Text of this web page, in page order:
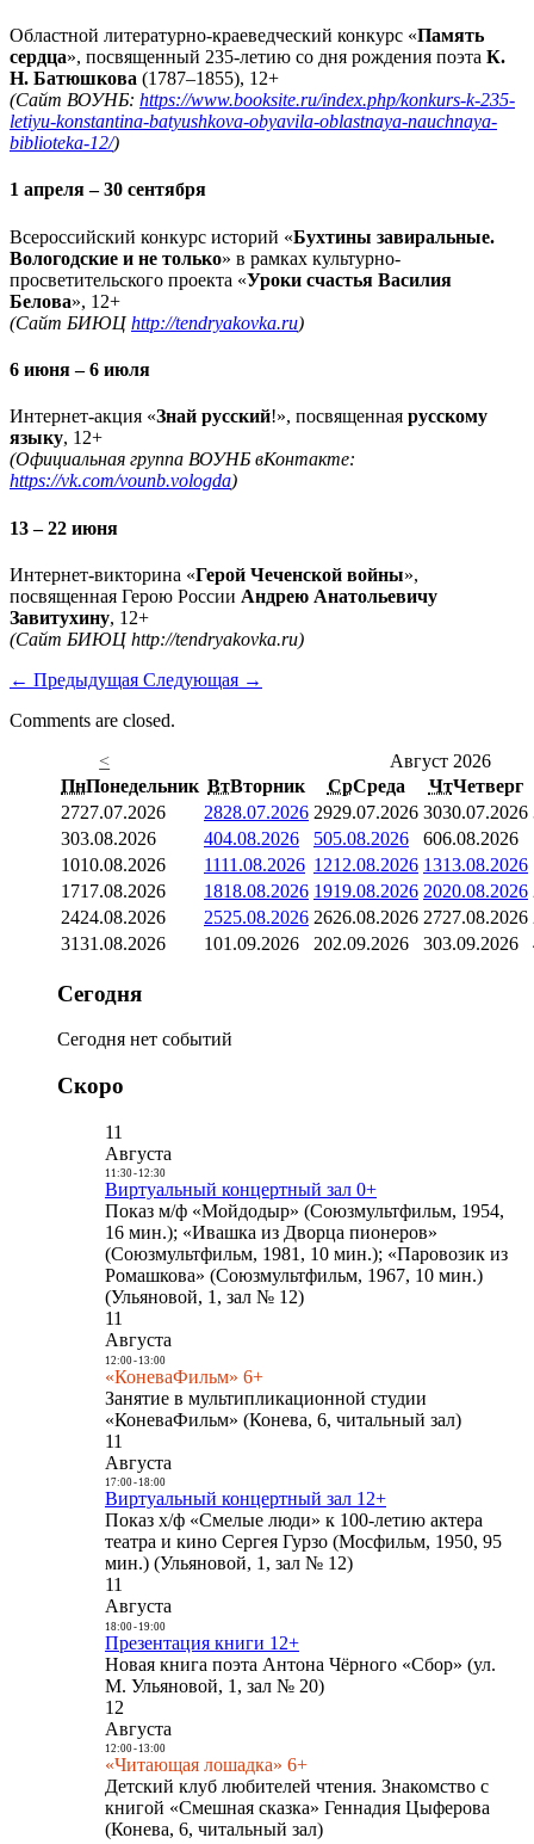
Областной литературно-краеведческий конкурс «Память
сердца», посвященный 235-летию со дня рождения поэта К.
Н. Батюшкова (1787–1855), 12+
(Сайт ВОУНБ: https://www.booksite.ru/index.php/konkurs-k-235-
letiyu-konstantina-batyushkova-obyavila-oblastnaya-nauchnaya-
biblioteka-12/)
1 апреля – 30 сентября
Всероссийский конкурс историй «Бухтины завиральные.
Вологодские и не только» в рамках культурно-
просветительского проекта «Уроки счастья Василия
Белова», 12+
(Сайт БИЮЦhttp://tendryakovka.ru)
6 июня – 6 июля
Интернет-акция «Знай русский!», посвященная русскому
языку, 12+
(Официальная группа ВОУНБ вКонтакте:
https://vk.com/vounb.vologda)
13 – 22 июня
Интернет-викторина «Герой Чеченской войны»,
посвященная Герою России Андрею Анатольевичу
Завитухину, 12+
(Сайт БИЮЦ http://tendryakovka.ru)
← Предыдущая Следующая →
Comments are closed.
<
Август 2026
ПнПонедельник ВтВторник СрСреда ЧтЧетверг
2727.07.2026 2828.07.2026 2929.07.2026 3030.07.2026
303.08.2026 404.08.2026 505.08.2026 606.08.2026
1010.08.2026 1111.08.2026 1212.08.2026 1313.08.2026
1717.08.2026 1818.08.2026 1919.08.2026 2020.08.2026
2424.08.2026 2525.08.2026 2626.08.2026 2727.08.2026
3131.08.2026 101.09.2026 202.09.2026 303.09.2026
Сегодня
Сегодня нет событий
Скоро
11
Августа
11:30- 12:30
Виртуальный концертный зал 0+
Показ м/ф «Мойдодыр» (Союзмультфильм, 1954,
16 мин.); «Ивашка из Дворца пионеров»
(Союзмультфильм, 1981, 10 мин.); «Паровозик из
Ромашкова» (Союзмультфильм, 1967, 10 мин.)
(Ульяновой, 1, зал № 12)
11
Августа
12:00- 13:00
«КоневаФильм» 6+
Занятие в мультипликационной студии
«КоневаФильм» (Конева, 6, читальный зал)
11
Августа
17:00- 18:00
Виртуальный концертный зал 12+
Показ х/ф «Смелые люди» к 100-летию актера
театра и кино Сергея Гурзо (Мосфильм, 1950, 95
мин.) (Ульяновой, 1, зал № 12)
11
Августа
18:00- 19:00
Презентация книги 12+
Новая книга поэта Антона Чёрного «Сбор» (ул.
М. Ульяновой, 1, зал № 20)
12
Августа
12:00- 13:00
«Читающая лошадка» 6+
Детский клуб любителей чтения. Знакомство с
книгой «Смешная сказка» Геннадия Цыферова
(Конева, 6, читальный зал)